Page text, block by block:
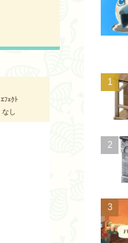
ｴﾌｪｸﾄ
なし